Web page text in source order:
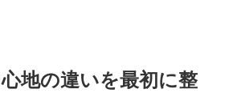
地の違いを最初に整